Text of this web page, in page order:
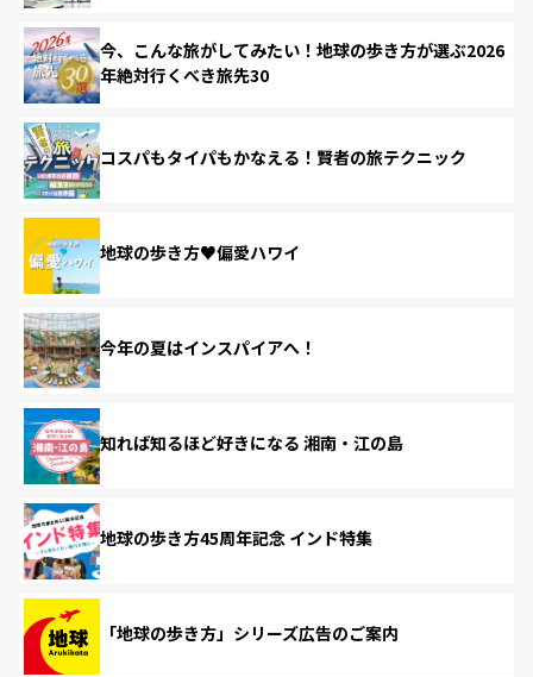
今、こんな旅がしてみたい！地球の歩き方が選ぶ2026
年絶対行くべき旅先30
コスパもタイパもかなえる！賢者の旅テクニック
地球の歩き方♥偏愛ハワイ
今年の夏はインスパイアへ！
知れば知るほど好きになる 湘南・江の島
地球の歩き方45周年記念 インド特集
「地球の歩き方」シリーズ広告のご案内